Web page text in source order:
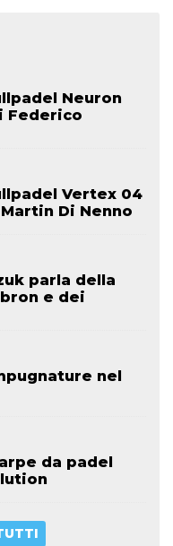
Neuron
Federico
Vertex 04
Di Nenno
parla della
e dei
nel
da padel